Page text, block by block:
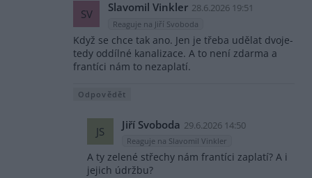
SV Slavomil Vinkler 28.6.2026 19:51
Reaguje na Jiří Svoboda
Když se chce tak ano. Jen je třeba udělat dvoje-
tedy oddílné kanalizace. A to není zdarma a
frantíci nám to nezaplatí.
Odpovědět
JS Jiří Svoboda 29.6.2026 14:50
Reaguje na Slavomil Vinkler
A ty zelené střechy nám frantíci zaplatí? A i
jejich údržbu?